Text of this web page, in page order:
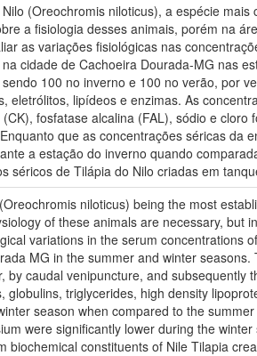
(Oreochromis niloticus), a espécie mais
a fisiologia desses animais, porém na
as variações fisiológicas nas
cidade de Cachoeira Dourada-MG nas
100 no inverno e 100 no verão, por
lipídeos e enzimas. As
fosfatase alcalina (FAL), sódio e cloro
que as concentrações séricas da
a estação do inverno quando
séricos de Tilápia do Nilo criadas em
niloticus) being the most
of these animals are necessary, but
variations in the serum concentrations
MG in the summer and winter
caudal venipuncture, and subsequently
triglycerides, high density
season when compared to the
were significantly lower during the
constituents of Nile Tilapia